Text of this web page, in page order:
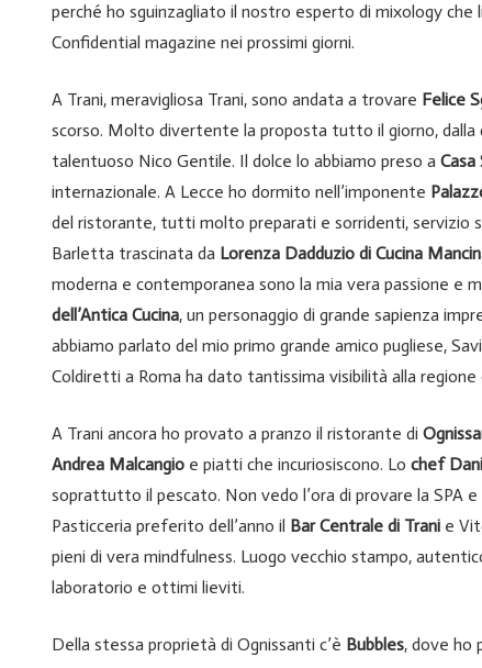
perché ho sguinzagliato il nostro esperto di mixology che
Confidential magazine nei prossimi giorni.
A Trani, meravigliosa Trani, sono andata a trovare Felice
scorso. Molto divertente la proposta tutto il giorno, dalla
talentuoso Nico Gentile. Il dolce lo abbiamo preso a Casa
internazionale. A Lecce ho dormito nell’imponente
del ristorante, tutti molto preparati e sorridenti, servizio
Barletta trascinata da Lorenza Dadduzio di Cucina
moderna e contemporanea sono la mia vera passione e
dell’Antica Cucina, un personaggio di grande sapienza
abbiamo parlato del mio primo grande amico pugliese,
Coldiretti a Roma ha dato tantissima visibilità alla regione
A Trani ancora ho provato a pranzo il ristorante di
Andrea Malcangio e piatti che incuriosiscono. Lo chef
soprattutto il pescato. Non vedo l’ora di provare la SPA
Pasticceria preferito dell’anno il Bar Centrale di Trani e
pieni di vera mindfulness. Luogo vecchio stampo,
laboratorio e ottimi lieviti.
Della stessa proprietà di Ognissanti c’è Bubbles, dove ho